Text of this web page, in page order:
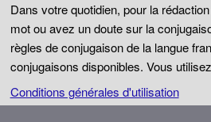
Dans votre quotidien, pour la
mot ou avez un doute sur la
règles de conjugaison de la langue
conjugaisons disponibles. Vous
Conditions générales d'utilisation